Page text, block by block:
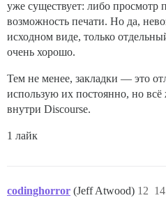
// 0 считается
// метод будет
    private int getBet() {
boolean validBet =
        int amount;
        do {
amount =
if (amount ==
validBet =
            } else {
validBet =
уже существует: либо просмотр
возможность печати. Но да,
исходном виде, только
очень хорошо.
Тем не менее, закладки — это
использую их постоянно, но
внутри Discourse.
1 лайк
codinghorror (Jeff Atwood) 12